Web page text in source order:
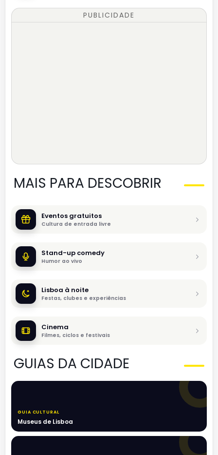
PUBLICIDADE
MAIS PARA DESCOBRIR
Eventos gratuitos
Cultura de entrada livre
Stand-up comedy
Humor ao vivo
Lisboa à noite
Festas, clubes e experiências
Cinema
Filmes, ciclos e festivais
GUIAS DA CIDADE
GUIA CULTURAL
Museus de Lisboa